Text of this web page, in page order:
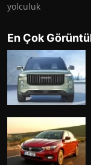
yolculuk
En Çok